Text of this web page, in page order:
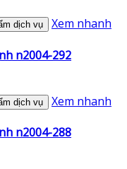
dịch vụ Xem nhanh
n2004-292
dịch vụ Xem nhanh
n2004-288